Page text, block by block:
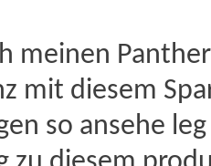
meinen
mit diesem
so ansehe